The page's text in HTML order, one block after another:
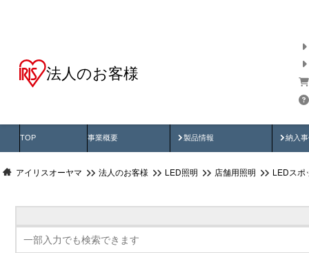
法人のお客様
TOP 事業概要 製品情報
製品動画 納入
納
アイリスオーヤマ 法人のお客様 LED照明 店舗用照明 LEDスポ